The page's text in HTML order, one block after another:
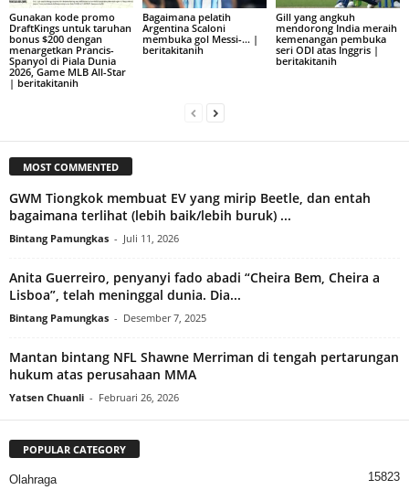
Gunakan kode promo
DraftKings untuk taruhan
bonus $200 dengan
menargetkan Prancis-
Spanyol di Piala Dunia
2026, Game MLB All-Star
| beritakitanih
Bagaimana pelatih
Argentina Scaloni
membuka gol Messi-… |
beritakitanih
Gill yang angkuh
mendorong India meraih
kemenangan pembuka
seri ODI atas Inggris |
beritakitanih
MOST COMMENTED
GWM Tiongkok membuat EV yang mirip Beetle, dan entah
bagaimana terlihat (lebih baik/lebih buruk) ...
Bintang Pamungkas - Juli 11, 2026
Anita Guerreiro, penyanyi fado abadi “Cheira Bem, Cheira a
Lisboa”, telah meninggal dunia. Dia...
Bintang Pamungkas - Desember 7, 2025
Mantan bintang NFL Shawne Merriman di tengah pertarungan
hukum atas perusahaan MMA
Yatsen Chuanli - Februari 26, 2026
POPULAR CATEGORY
Olahraga 15823